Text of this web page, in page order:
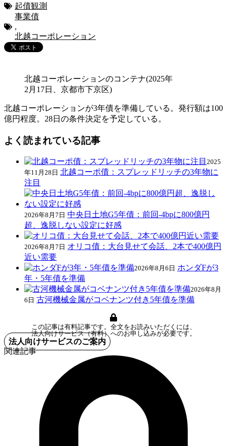
起債観測
事業債
,
北越コーポレーション
北越コーポレーションのコンテナ(2025年
2月17日、京都市下京区)
北越コーポレーションが3年債を準備している。発行額は100
億円程度。28日の条件決定を予定している。
よく読まれている記事
2025
年11月28日 北越コーポ債：スプレッドリッチの3年物に
注目
2026年8月7日 中央日土地G5年債：前回-4bpに800億円
超、逸脱しない設定に好感
2026年8月7日 オリコ債：大台見せて会話、2本で400億円
近い需要
2026年8月6日 ホンダFが3
年・5年債を準備
2026年8月
6日 古河機械金属がコベナンツ付き5年債を準備
この記事は有料記事です。全文をお読みいただくには、
法人向けサービス（有料）へのお申し込みが必要です。
法人向けサービスのご案内
関連記事